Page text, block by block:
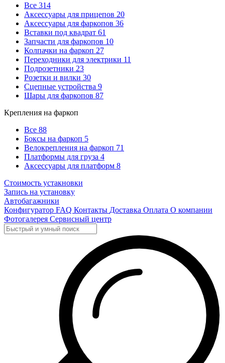
Все 314
Аксессуары для прицепов 20
Аксессуары для фаркопов 36
Вставки под квадрат 61
Запчасти для фаркопов 10
Колпачки на фаркоп 27
Переходники для электрики 11
Подрозетники 23
Розетки и вилки 30
Сцепные устройства 9
Шары для фаркопов 87
Крепления на фаркоп
Все 88
Боксы на фаркоп 5
Велокрепления на фаркоп 71
Платформы для груза 4
Аксессуары для платформ 8
Стоимость устакновки
Запись на установку
Автобагажники
Конфигуратор FAQ Контакты Доставка Оплата О компании
Фотогалерея Сервисный центр